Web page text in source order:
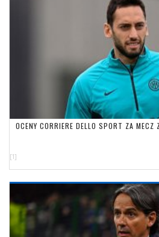
OCENY CORRIERE DELLO SPORT ZA MECZ
[1]